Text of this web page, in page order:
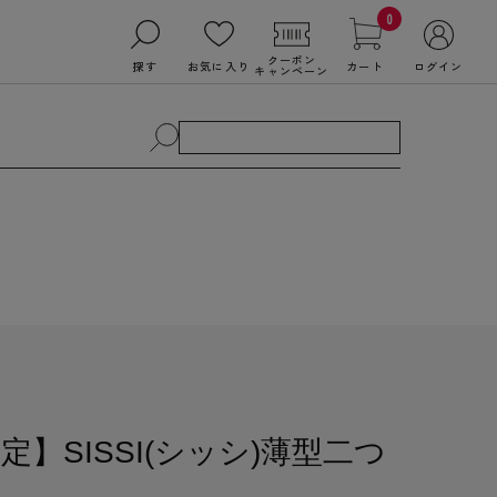
探す お気に入り クーポン
キャンペーン
0
カート ログイン
】SISSI(シッシ)薄型二つ